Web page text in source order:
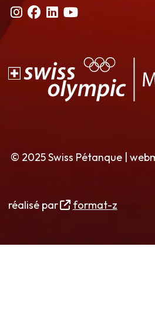
© 2025 Swiss Pétanque |
réalisé par format-z